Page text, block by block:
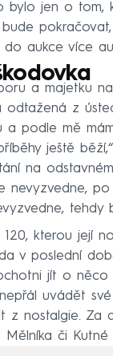
jen o tom,
aukce více
a majetku
z
a podle mě
ještě
na
nevyzvedne,
tehdy
kterou její
v poslední
jít o
uvádět
z nostalgie. Za
či Kutné